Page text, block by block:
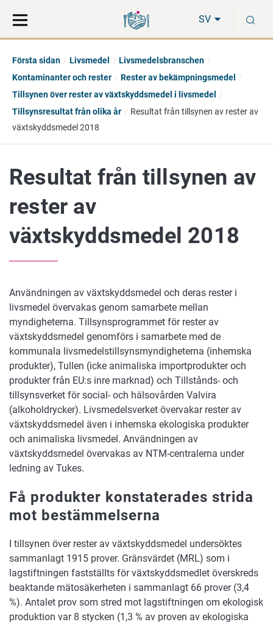
direkt
till
på
hela
SV
Första sidan Livsmedel
Livsmedelsbranschen
Kontaminanter och rester
Rester av bekämpningsmedel
Tillsynen över rester av växtskyddsmedel i livsmedel
Tillsynsresultat från olika år
Resultat från tillsynen av rester av
växtskyddsmedel 2018
Resultat från tillsynen av
rester av
växtskyddsmedel 2018
Användningen av växtskyddsmedel och deras rester i
livsmedel övervakas genom samarbete mellan
myndigheterna. Tillsynsprogrammet för rester av
växtskyddsmedel genomförs i samarbete med de
kommunala livsmedelstillsynsmyndigheterna (inhemska
produkter), Tullen (icke animaliska importprodukter och
produkter från EU:s inre marknad) och Tillstånds- och
tillsynsverket för social- och hälsovården Valvira
(alkoholdrycker). Livsmedelsverket övervakar rester av
växtskyddsmedel även i inhemska ekologiska produkter
och animaliska livsmedel. Användningen av
växtskyddsmedel övervakas av NTM-centralerna under
ledning av Tukes.
Få produkter konstaterades strida
mot bestämmelserna
I tillsynen över rester av växtskyddsmedel undersöktes
sammanlagt 1915 prover. Gränsvärdet (MRL) som i
lagstiftningen fastställts för växtskyddsmedlet överskreds
beaktande mätosäkerheten i sammanlagt 66 prover (3,4
%). Antalet prov som stred mot lagstiftningen om ekologisk
produktion var 8 stycken (1,3 % av proven av ekologiska